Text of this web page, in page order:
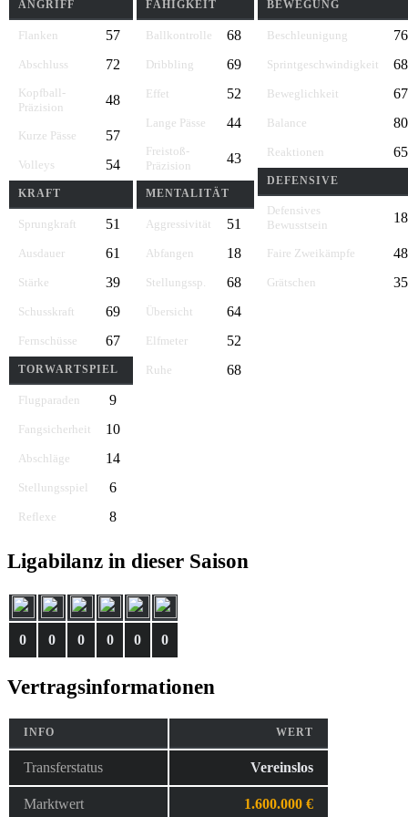
ANGRIFF
Flanken 57
Abschluss 72
Kopfball-
Präzision
48
Kurze Pässe 57
Volleys 54
KRAFT
Sprungkraft 51
Ausdauer 61
Stärke 39
Schusskraft 69
Fernschüsse 67
TORWARTSPIEL
Flugparaden 9
Fangsicherheit 10
Abschläge 14
Stellungsspiel 6
Reflexe 8
FÄHIGKEIT
Ballkontrolle 68
Dribbling 69
Effet 52
Lange Pässe 44
Freistoß-
Präzision
43
MENTALITÄT
Aggressivität 51
Abfangen 18
Stellungssp. 68
Übersicht 64
Elfmeter 52
Ruhe 68
BEWEGUNG
Beschleunigung 76
Sprintgeschwindigkeit 68
Beweglichkeit 67
Balance 80
Reaktionen 65
DEFENSIVE
Defensives
Bewusstsein
18
Faire Zweikämpfe 48
Grätschen 35
Ligabilanz in dieser Saison
0 0 0 0 0 0
Vertragsinformationen
INFO WERT
Transferstatus Vereinslos
Marktwert 1.600.000 €